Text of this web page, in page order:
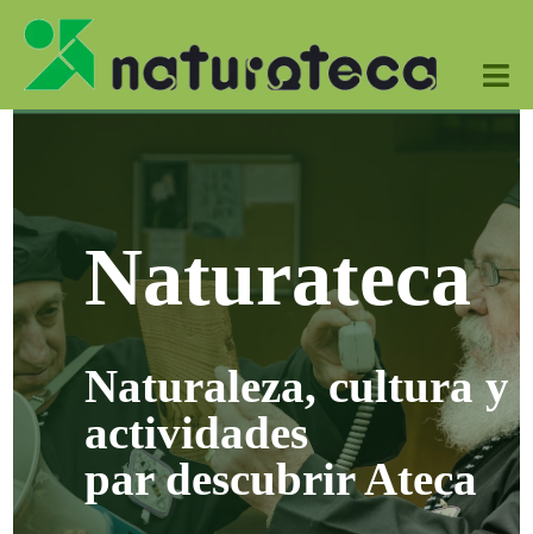

Naturateca
Naturaleza, cultura y
actividades
par descubrir Ateca